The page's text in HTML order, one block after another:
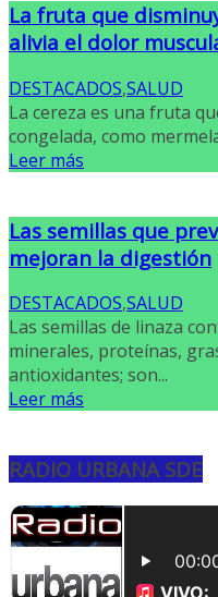
La fruta que
alivia el dolor
DESTACADOS,SALUD
La cereza es una fruta
congelada, como
Leer más
Las semillas que
mejoran la digestión
DESTACADOS,SALUD
Las semillas de linaza
minerales, proteínas,
antioxidantes; son...
Leer más
RADIO URBANA SDE